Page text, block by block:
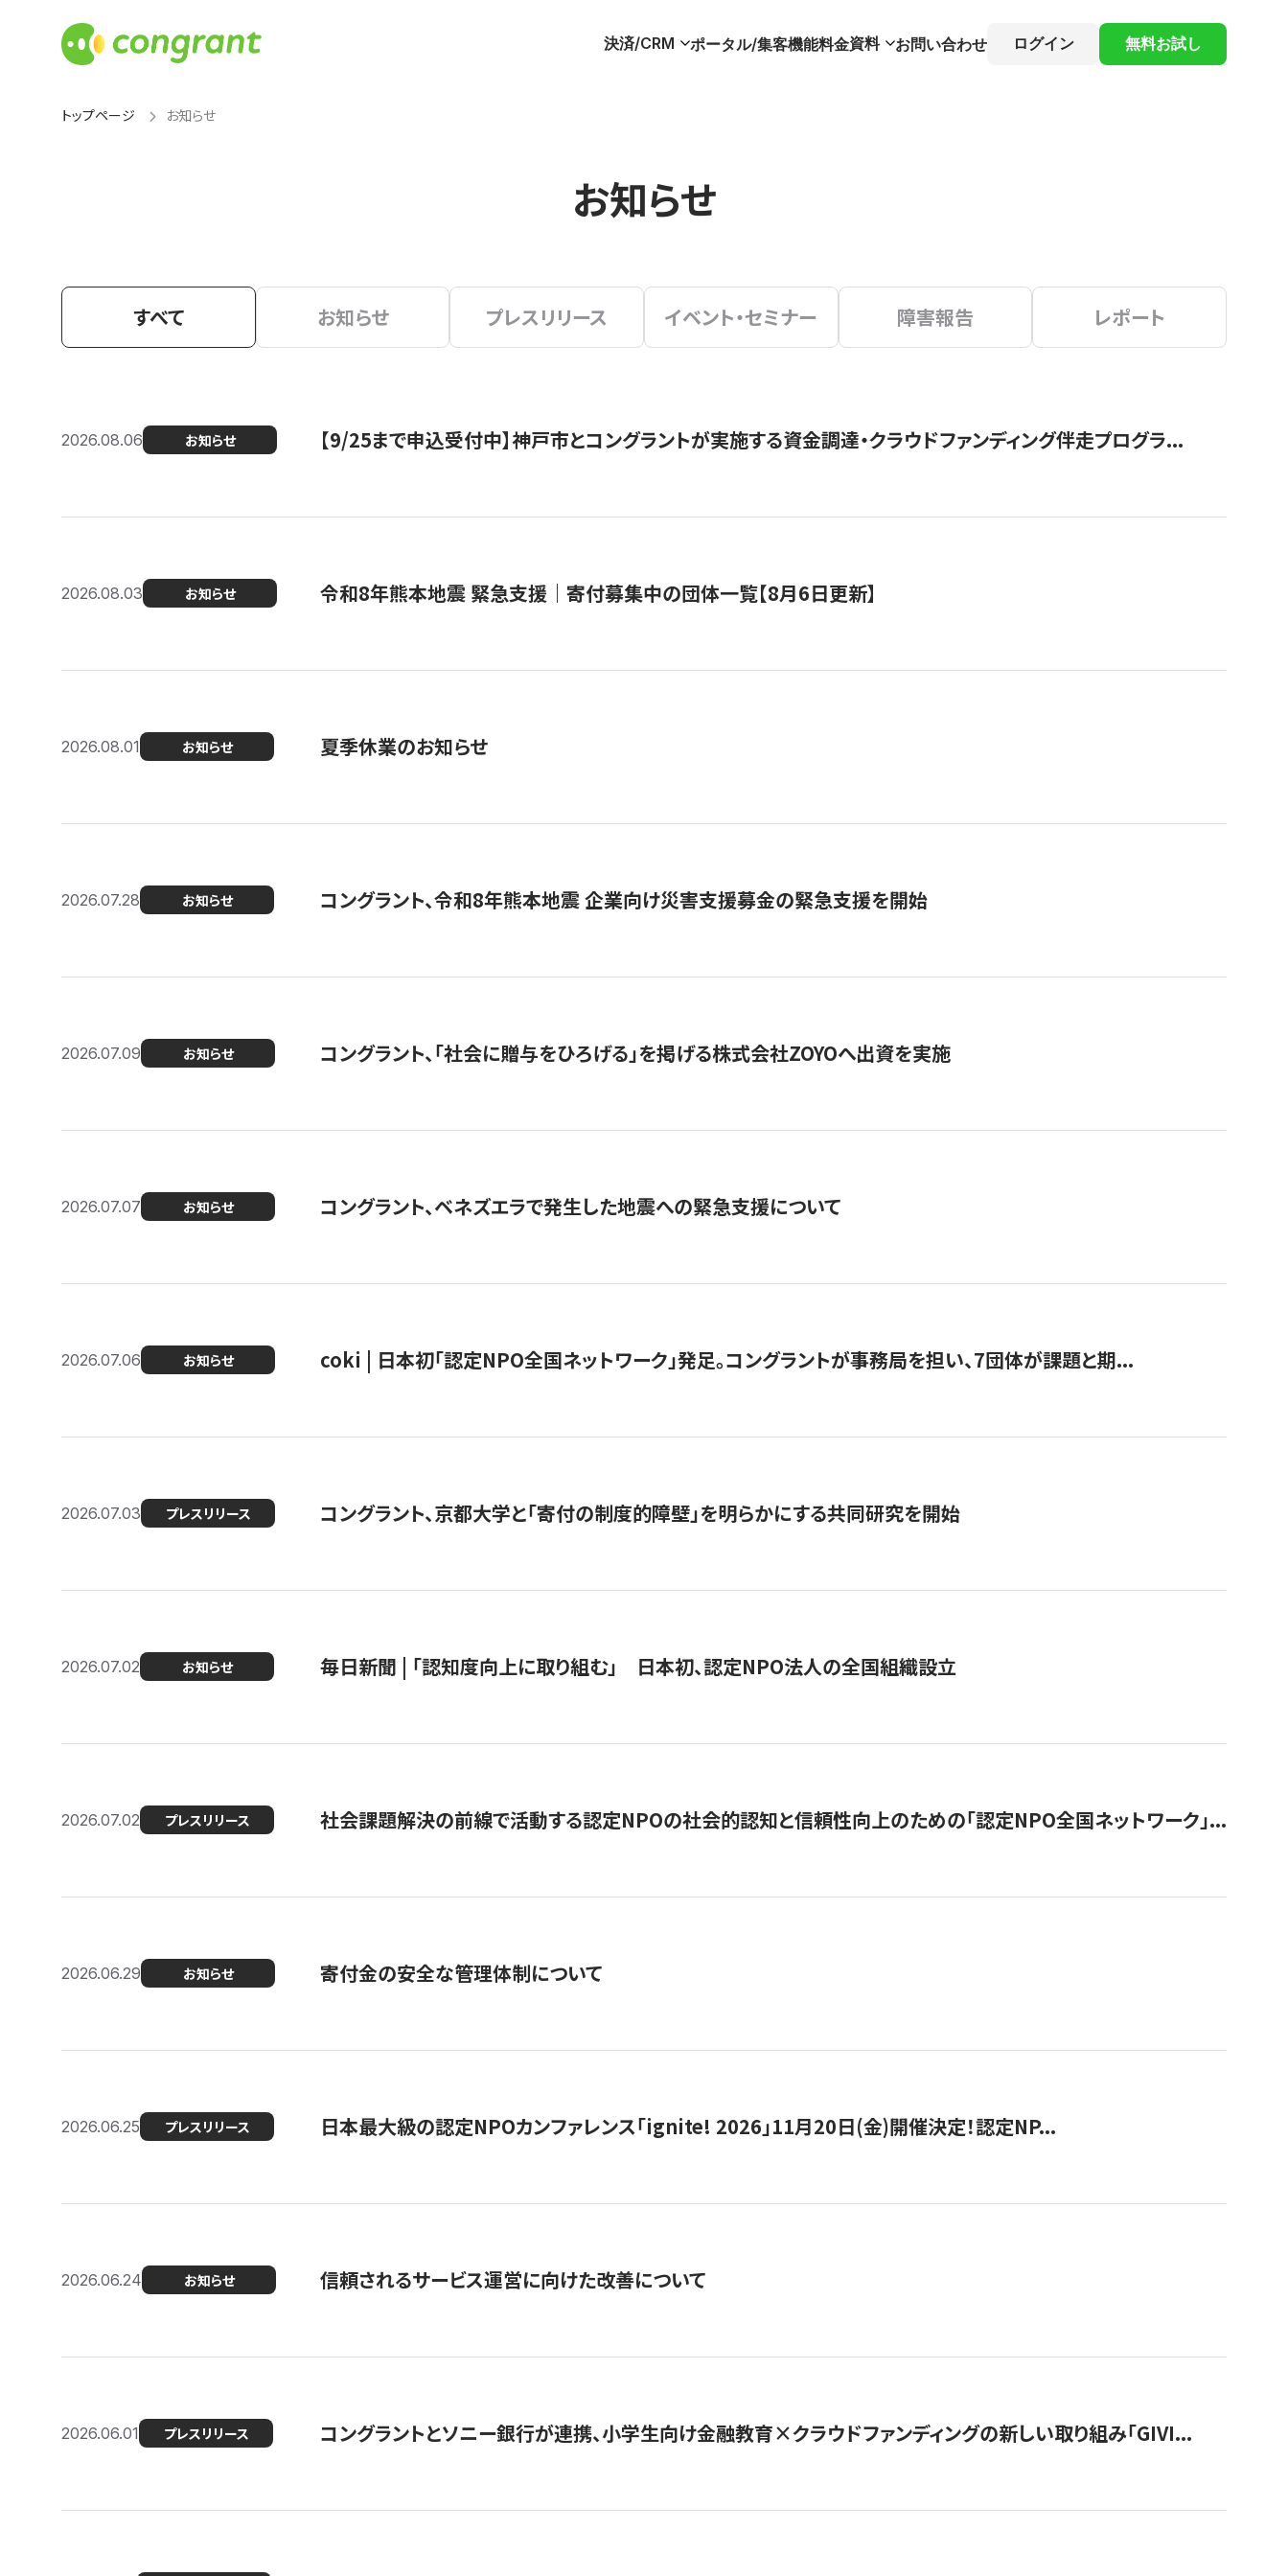
決済/CRM ポータル/集客機能料金資料 お問い合わせ ログイン 無料お試し
トップページ お知らせ
お知らせ
すべて お知らせ プレスリリース イベント・セミナー 障害報告 レポート
2026.08.06 お知らせ 【9/25まで申込受付中】神戸市とコングラントが実施する資金調達・クラウドファンディング伴走プログラ...
2026.08.03 お知らせ 令和8年熊本地震 緊急支援｜寄付募集中の団体一覧【8月6日更新】
2026.08.01 お知らせ 夏季休業のお知らせ
2026.07.28 お知らせ コングラント、令和8年熊本地震 企業向け災害支援募金の緊急支援を開始
2026.07.09 お知らせ コングラント、「社会に贈与をひろげる」を掲げる株式会社ZOYOへ出資を実施
2026.07.07 お知らせ コングラント、ベネズエラで発生した地震への緊急支援について
2026.07.06 お知らせ coki | 日本初「認定NPO全国ネットワーク」発足。コングラントが事務局を担い、7団体が課題と期...
2026.07.03 プレスリリース コングラント、京都大学と「寄付の制度的障壁」を明らかにする共同研究を開始
2026.07.02 お知らせ 毎日新聞 | 「認知度向上に取り組む」 日本初、認定NPO法人の全国組織設立
2026.07.02 プレスリリース 社会課題解決の前線で活動する認定NPOの社会的認知と信頼性向上のための「認定NPO全国ネットワーク」...
2026.06.29 お知らせ 寄付金の安全な管理体制について
2026.06.25 プレスリリース 日本最大級の認定NPOカンファレンス「ignite! 2026」11月20日(金)開催決定！認定NP...
2026.06.24 お知らせ 信頼されるサービス運営に向けた改善について
2026.06.01 プレスリリース コングラントとソニー銀行が連携、小学生向け金融教育×クラウドファンディングの新しい取り組み「GIVI...